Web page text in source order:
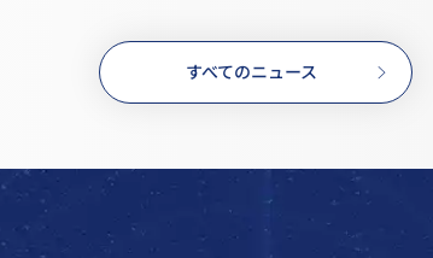
すべてのニュース